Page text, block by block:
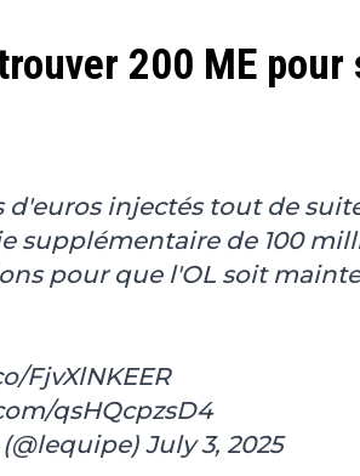
200 ME pour
d'euros injectés tout de
supplémentaire de 100
pour que l'OL soit
FjvXlNKEER
qsHQcpzsD4
July 3, 2025